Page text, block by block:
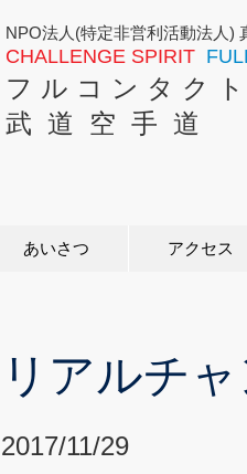
CHALLENGE SPIRIT
フ ル コ ン タ ク ト
武 道 空 手 道
NPO法人(特定非営利活動法人)
あいさつ アクセス
リアルチ
2017/11/29